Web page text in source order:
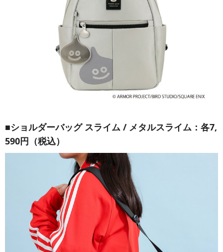
■ショルダーバッグ スライム / メタルスライム：各7,
590円（税込）